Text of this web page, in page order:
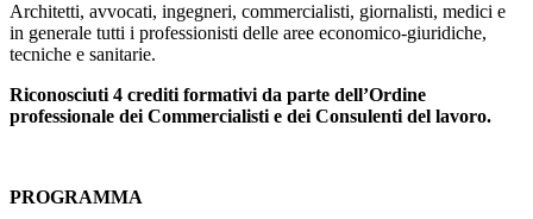
Architetti, avvocati, ingegneri, commercialisti, giornalisti, medici e
in generale tutti i professionisti delle aree economico-giuridiche,
tecniche e sanitarie.
Riconosciuti 4 crediti formativi da parte dell’Ordine
professionale dei Commercialisti e dei Consulenti del lavoro.
PROGRAMMA